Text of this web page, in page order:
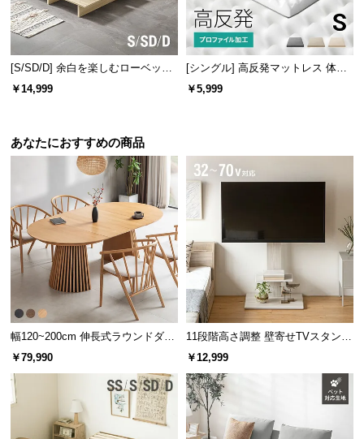
お
客
様
サ
ト
お
知
ら
ブ
ロ
グ
敷くだけでスッキリ湿気対策
通気性に優れた桐すのこは、湿気やカビ対策に最
適。オールシーズン快適にお使いいただけます。
[S/SD/D] 余白を楽しむローベッド
フレーム 天然木調 ステージベッド
￥14,999
[シングル] 高反発マットレス 体圧
分散プロファイル加工 厚さ10cm
￥5,999
あなたにおすすめの商品
幅120~200cm 伸長式ラウンドダイ
ニングテーブル 6人掛け 天然木突
￥79,990
11段階高さ調整 壁寄せTVスタンド
キャスター付き 上下左右角度調節
￥12,999